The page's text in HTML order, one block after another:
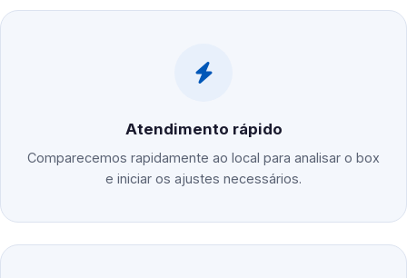
Atendimento rápido
Comparecemos rapidamente ao local para analisar o box
e iniciar os ajustes necessários.